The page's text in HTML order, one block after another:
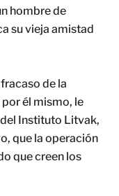
hombre de
su vieja amistad
de la
él mismo, le
Instituto Litvak,
que la operación
que creen los